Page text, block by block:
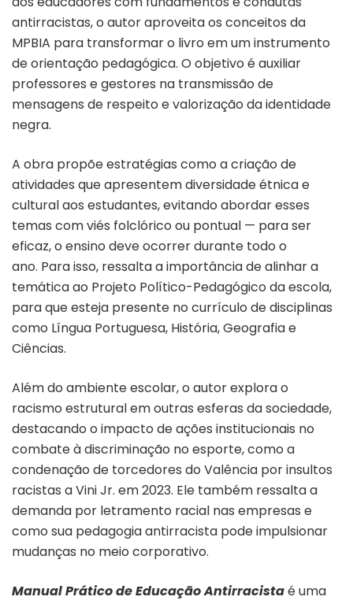
antirracistas, o autor aproveita os conceitos da
MPBIA para transformar o livro em um instrumento
de orientação pedagógica. O objetivo é auxiliar
professores e gestores na transmissão de
mensagens de respeito e valorização da identidade
negra.
A obra propõe estratégias como a criação de
atividades que apresentem diversidade étnica e
cultural aos estudantes, evitando abordar esses
temas com viés folclórico ou pontual — para ser
eficaz, o ensino deve ocorrer durante todo o
ano. Para isso, ressalta a importância de alinhar a
temática ao Projeto Político-Pedagógico da escola,
para que esteja presente no currículo de disciplinas
como Língua Portuguesa, História, Geografia e
Ciências.
Além do ambiente escolar, o autor explora o
racismo estrutural em outras esferas da sociedade,
destacando o impacto de ações institucionais no
combate à discriminação no esporte, como a
condenação de torcedores do Valência por insultos
racistas a Vini Jr. em 2023. Ele também ressalta a
demanda por letramento racial nas empresas e
como sua pedagogia antirracista pode impulsionar
mudanças no meio corporativo.
Manual Prático de Educação Antirracistaé uma